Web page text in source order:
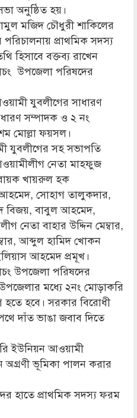
অনুষ্ঠিত হয়।
মজিদ চৌধুরী শাকিলের
প্রাথমিক সদস্য
হিসাবে বক্তব্য রাখেন
উপজেলা পরিষদের
যুবলীগের সাধারণ
সম্পাদক ও ২ নং
মোল্লা ফয়সল।
যুবলীগের সহ সভাপতি
নেতা মাহফুজ
খায়রুল হক
সোহাগ তালুকদার,
বিজয়, বাবুল আহমেদ,
নেতা বাহার উদ্দিন মেম্বার,
আব্দুল হামিদ খোকন
আহমেদ প্রমূখ।
উপজেলা পরিষদের
মধ্যে ২নং মোড়াকরি
হবে। সরকার বিরোধী
দাঁত ভাঙা জবাব দিতে
ইউনিয়ন আওয়ামী
অগ্রণী ভূমিকা পালন করার
হাতে প্রাথমিক সদস্য ফরম